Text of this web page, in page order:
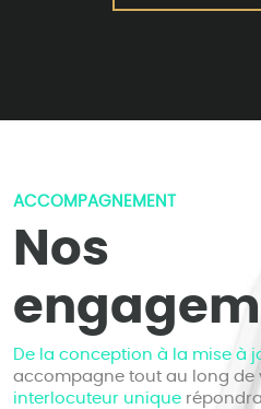
ACCOMPAGNEMENT
Nos
De la conception à la mise à
accompagne tout au long de
interlocuteur unique